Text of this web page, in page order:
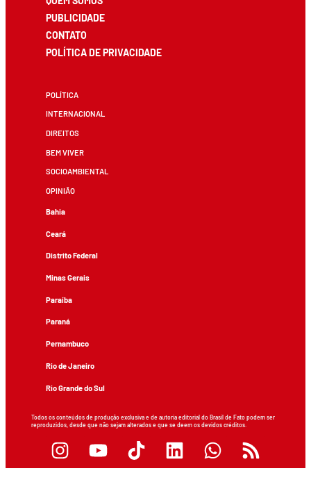
PUBLICIDADE
CONTATO
POLÍTICA DE PRIVACIDADE
POLÍTICA
INTERNACIONAL
DIREITOS
BEM VIVER
SOCIOAMBIENTAL
OPINIÃO
Bahia
Ceará
Distrito Federal
Minas Gerais
Paraíba
Paraná
Pernambuco
Rio de Janeiro
Rio Grande do Sul
Todos os conteúdos de produção exclusiva e de autoria editorial do Brasil de Fato podem ser
reproduzidos, desde que não sejam alterados e que se deem os devidos créditos.